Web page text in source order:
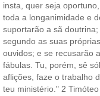
insta, quer seja
toda a longanimidade e
suportarão a sã
segundo as suas
ouvidos; e se recusarão
fábulas. Tu, porém, sê
aflições, faze o trabalho
teu ministério." 2